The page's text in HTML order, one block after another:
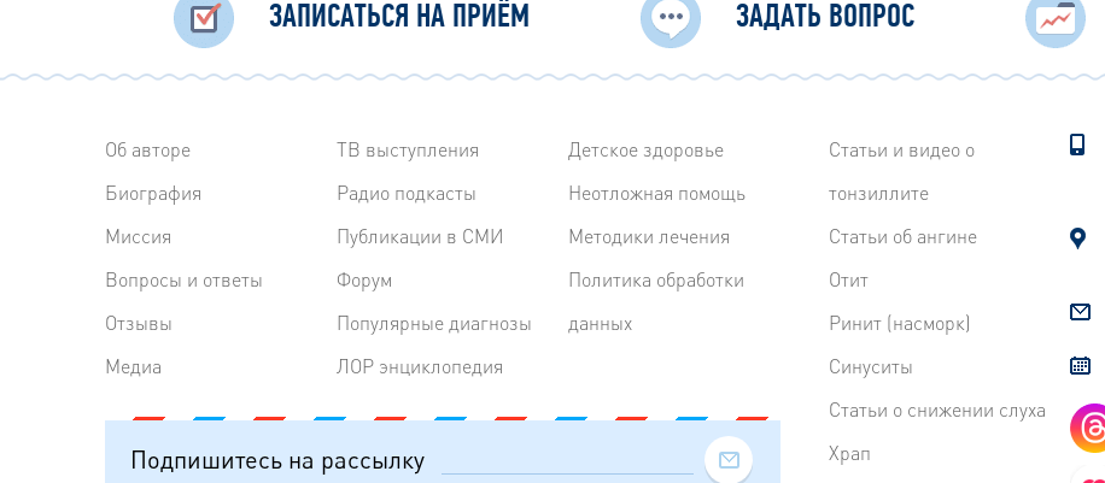
ЗАПИСАТЬСЯ НА ПРИЁМ ЗАДАТЬ ВОПРОС
Об авторе
Биография
Миссия
Вопросы и ответы
Отзывы
Медиа
ТВ выступления
Радиo подкасты
Публикации в СМИ
Форум
Популярные диагнозы
ЛОР энциклопедия
Детское здоровье
Неотложная помощь
Методики лечения
Политика обработки
данных
Подпишитесь на рассылку
Статьи и видео о
тонзиллите
Статьи об ангине
Отит
Ринит (насморк)
Синуситы
Статьи о снижении слуха
Храп